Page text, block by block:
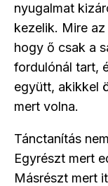
nyugalmat
kezelik. Mire
hogy ő csak a
fordulónál tart,
együtt, akikkel
mert volna.
Tánctanítás
Egyrészt mert
Másrészt mert